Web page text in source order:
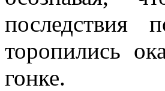
последствия
торопились
гонке.